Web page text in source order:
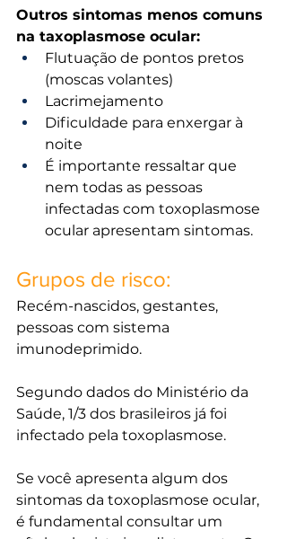
Outros sintomas menos comuns
na taxoplasmose ocular:
Flutuação de pontos pretos
(moscas volantes)
Lacrimejamento
Dificuldade para enxergar à
noite
É importante ressaltar que
nem todas as pessoas
infectadas com toxoplasmose
ocular apresentam sintomas.
Grupos de risco:
Recém-nascidos, gestantes,
pessoas com sistema
imunodeprimido.
Segundo dados do Ministério da
Saúde, 1/3 dos brasileiros já foi
infectado pela toxoplasmose.
Se você apresenta algum dos
sintomas da toxoplasmose ocular,
é fundamental consultar um